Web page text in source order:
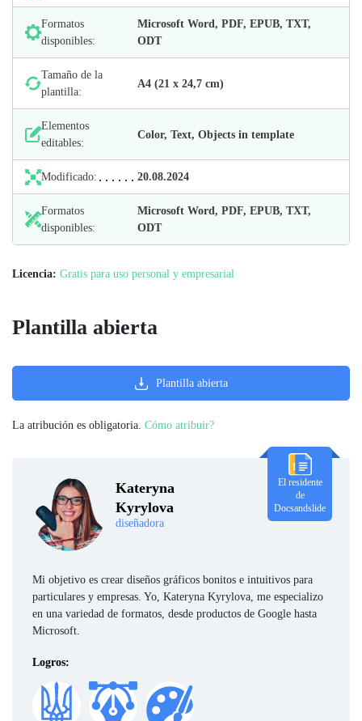
Formatos
disponibles:
Microsoft Word, PDF, EPUB, TXT,
ODT
Tamaño de la
plantilla:
А4 (21 х 24,7 cm)
Elementos
editables:
Color, Text, Objects in template
Modificado: 20.08.2024
Formatos
disponibles:
Microsoft Word, PDF, EPUB, TXT,
ODT
Licencia: Gratis para uso personal y empresarial
Kateryna
Kyrylova
diseñadora
El residente
de
Docsandslide
Mi objetivo es crear diseños gráficos bonitos e intuitivos para
particulares y empresas. Yo, Kateryna Kyrylova, me especializo
en una variedad de formatos, desde productos de Google hasta
Microsoft.
Logros:
Plantilla abierta
Plantilla abierta
La atribución es obligatoria. Cómo atribuir?